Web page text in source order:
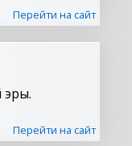
Перейти на сайт
эры.
Перейти на сайт